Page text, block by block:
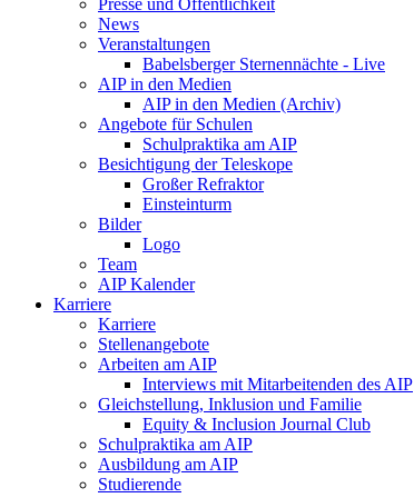
Presse und Öffentlichkeit
News
Veranstaltungen
Babelsberger Sternennächte - Live
AIP in den Medien
AIP in den Medien (Archiv)
Angebote für Schulen
Schulpraktika am AIP
Besichtigung der Teleskope
Großer Refraktor
Einsteinturm
Bilder
Logo
Team
AIP Kalender
Karriere
Karriere
Stellenangebote
Arbeiten am AIP
Interviews mit Mitarbeitenden des AIP
Gleichstellung, Inklusion und Familie
Equity & Inclusion Journal Club
Schulpraktika am AIP
Ausbildung am AIP
Studierende